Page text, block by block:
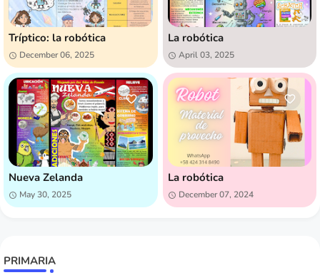
Tríptico: la robótica
December 06, 2025
La robótica
April 03, 2025
Nueva Zelanda
May 30, 2025
La robótica
December 07, 2024
PRIMARIA